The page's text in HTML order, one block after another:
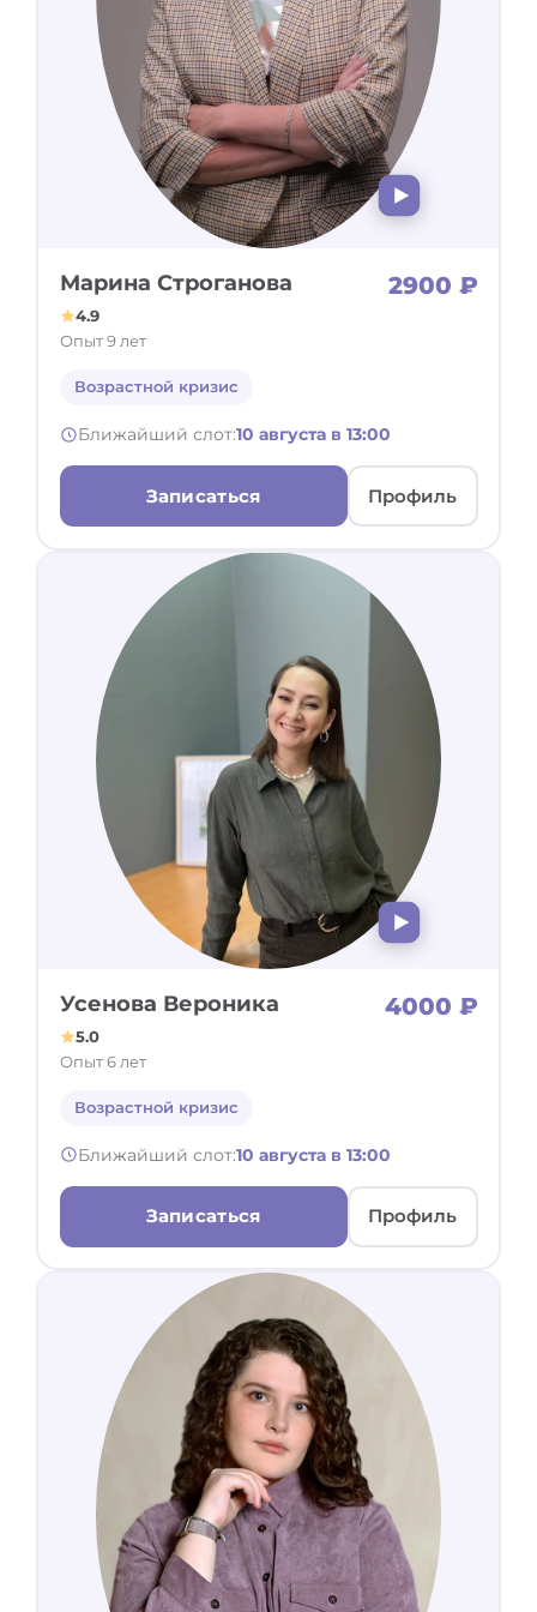
Марина Строганова 2900 ₽
4.9
Опыт 9 лет
Возрастной кризис
Ближайший слот:10 августа в 13:00
Записаться Профиль
Усенова Вероника 4000 ₽
5.0
Опыт 6 лет
Возрастной кризис
Ближайший слот:10 августа в 13:00
Записаться Профиль